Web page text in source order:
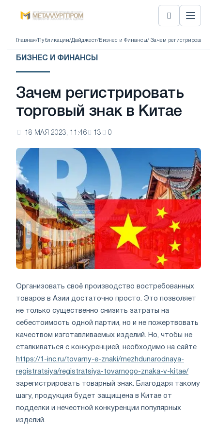
Главная/ Публикации/Дайджест/ Бизнес и Финансы/ Зачем регистрировать
БИЗНЕС И ФИНАНСЫ
Зачем регистрировать
торговый знак в Китае
18 МАЯ 2023, 11:46 13 0
Организовать своё производство востребованных
товаров в Азии достаточно просто. Это позволяет
не только существенно снизить затраты на
себестоимость одной партии, но и не пожертвовать
качеством изготавливаемых изделий. Но, чтобы не
сталкиваться с конкуренцией, необходимо на сайте
https://1-inc.ru/tovarny-e-znaki/mezhdunarodnaya-
registratsiya/registratsiya-tovarnogo-znaka-v-kitae/
зарегистрировать товарный знак. Благодаря такому
шагу, продукция будет защищена в Китае от
подделки и нечестной конкуренции популярных
изделий.